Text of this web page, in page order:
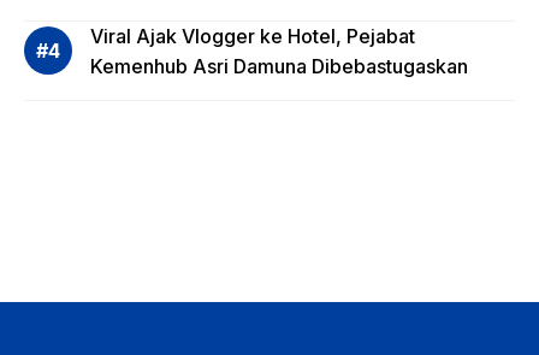
Viral Ajak Vlogger ke Hotel, Pejabat
Kemenhub Asri Damuna Dibebastugaskan